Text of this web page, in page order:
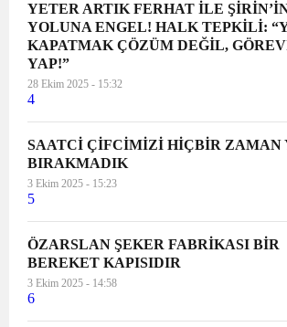
saygıyla anıyoruz. Adında “adalet”
olan hükümetin yönettiği ülkemizde
her gün en az iki kadın katlediliyor.
Kadın cinayetlerini sadece “sayı”
olarak değerlendiren iktidar,
çarpıttığı verilerle şiddetin
azaldığını iddia ediyor. Hayattan
koparılanın bir evlat, bir anne, bir
abla, bir kardeş, bir arkadaş, bir
dost olduğu gerçeği yok sayılıyor.
ölümü” denilerek kapatılmak
çocuğun davasında “çocuğun
rızası”ndan bahsediliyor. Kadına ve
YETER ARTIK FERHAT İLE
YOLUNA ENGEL! HALK TEPKİLİ:
KAPATMAK ÇÖZÜM DEĞİL,
YAP!”
28 Ekim 2025 - 15:32
4
SAATCİ ÇİFCİMİZİ HİÇBİR ZAMAN
BIRAKMADIK
3 Ekim 2025 - 15:23
5
ÖZARSLAN ŞEKER FABRİKASI BİR
BEREKET KAPISIDIR
3 Ekim 2025 - 14:58
6